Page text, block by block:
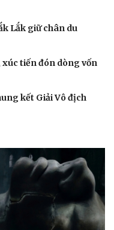
chuyện thời sự
truyện đêm khuya
sổ tình yêu
chuyện cho bé
giống tâm hồn
Lắk giữ chân du
xúc tiến đón dòng vốn
kết Giải Vô địch